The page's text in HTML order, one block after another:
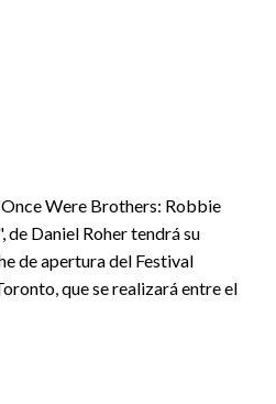
Were Brothers: Robbie
de Daniel Roher tendrá su
de apertura del Festival
que se realizará entre el